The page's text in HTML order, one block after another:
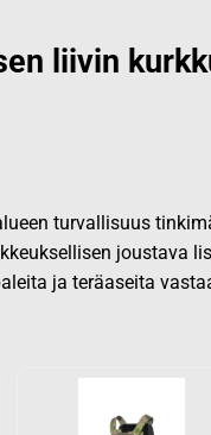
liivin
turvallisuus
joustava
ja teräaseita